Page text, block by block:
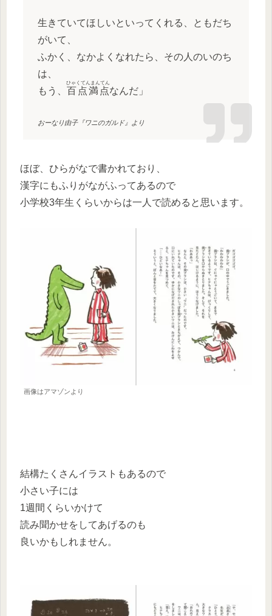
生きていてほしいといってくれる、ともだち
がいて、
ふかく、なかよくなれたら、その人のいのち
は、
もう、 百点満点
ひゃくてんまんてん
なんだ」
おーなり由子『ワニのガルド』より
ほぼ、ひらがなで書かれており、
漢字にもふりがながふってあるので
小学校3年生くらいからは一人で読めると思います。
画像はアマゾンより
結構たくさんイラストもあるので
小さい子には
1週間くらいかけて
読み聞かせをしてあげるのも
良いかもしれません。